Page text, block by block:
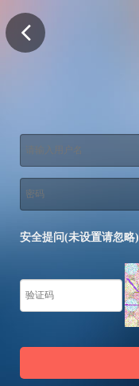
安全提问(未设置请忽略)